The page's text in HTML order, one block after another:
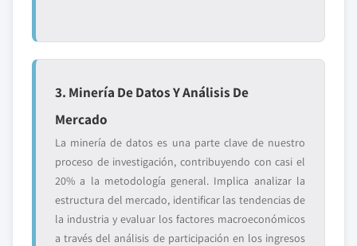
3. Minería De Datos Y Análisis De
Mercado
La minería de datos es una parte clave de nuestro
proceso de investigación, contribuyendo con casi el
20% a la metodología general. Implica analizar la
estructura del mercado, identificar las tendencias de
la industria y evaluar los factores macroeconómicos
a través del análisis de participación en los ingresos